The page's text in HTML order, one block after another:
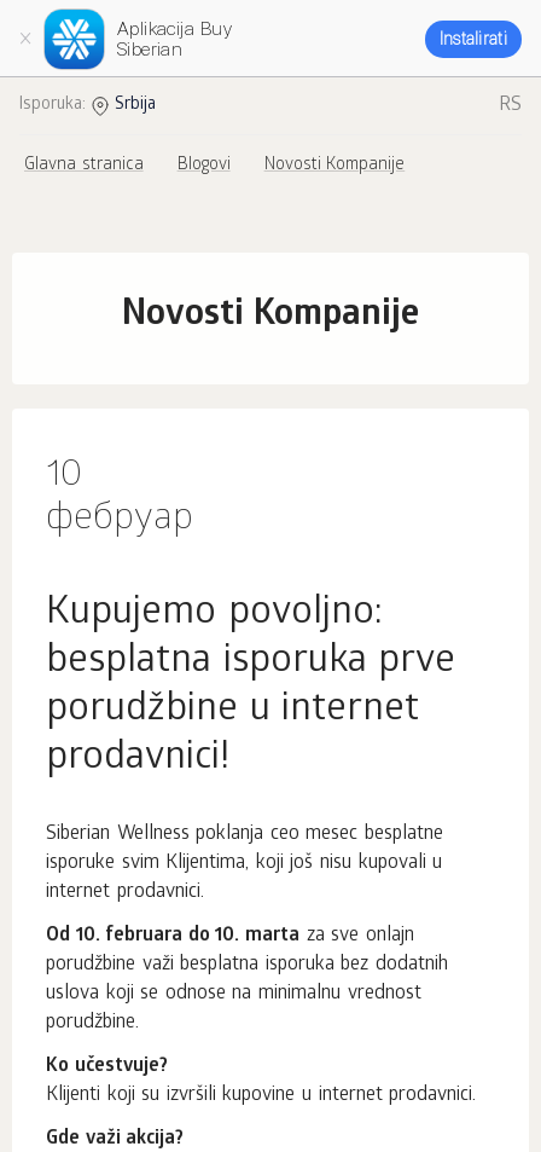
Aplikacija Buy
Siberian
Instalirati
Isporuka: Srbija RS
Glavna stranica Blogovi Novosti Kompanije
Novosti Kompanije
10
фебруар
Kupujemo povoljno:
besplatna isporuka prve
porudžbine u internet
prodavnici!
Siberian Wellness poklanja ceo mesec besplatne
isporuke svim Klijentima, koji još nisu kupovali u
internet prodavnici.
Od 10. februara do 10. marta za sve onlajn
porudžbine važi besplatna isporuka bez dodatnih
uslova koji se odnose na minimalnu vrednost
porudžbine.
Ko učestvuje?
Klijenti koji su izvršili kupovine u internet prodavnici.
Gde važi akcija?